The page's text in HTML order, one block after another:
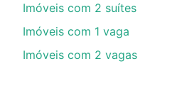
Imóveis com 2 suítes
Imóveis com 1 vaga
Imóveis com 2 vagas